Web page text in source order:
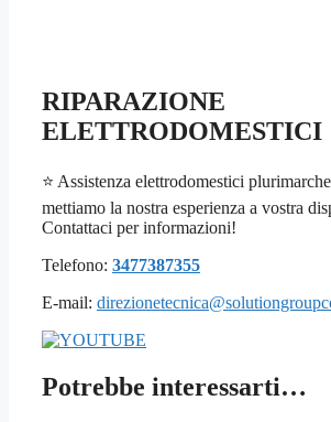
RIPARAZIONE
ELETTRODOMESTICI
⭐ Assistenza elettrodomestici
mettiamo la nostra esperienza a vostra
Contattaci per informazioni!
Telefono: 3477387355
E-mail:
Potrebbe interessarti…